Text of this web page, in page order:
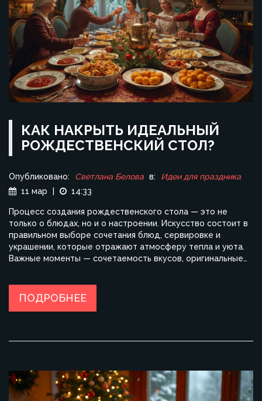
КАК НАКРЫТЬ ИДЕАЛЬНЫЙ
РОЖДЕСТВЕНСКИЙ СТОЛ?
Опубликовано: Светлана Белова в:
Идеи для праздника
11 мар
14:33
Процесс создания рождественского стола — это не
только о блюдах, но и о настроении. Искусство состоит в
правильном выборе сочетания блюд, сервировке и
украшении, которые отражают атмосферу тепла и уюта.
Важные моменты — сочетаемость вкусов, оригинальные
ПОДРОБНЕЕ